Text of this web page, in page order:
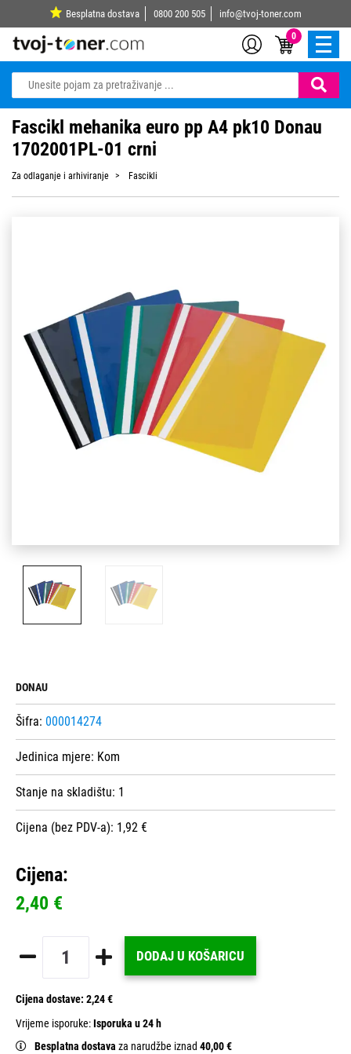
Besplatna dostava 0800 200 505 info@tvoj-toner.com
0
Fascikl mehanika euro pp A4 pk10 Donau
1702001PL-01 crni
Za odlaganje i arhiviranje Fascikli
DONAU
Šifra: 000014274
Jedinica mjere: Kom
Stanje na skladištu: 1
Cijena (bez PDV-a): 1,92 €
Cijena:
2,40 €
DODAJ U KOŠARICU
Cijena dostave: 2,24 €
Vrijeme isporuke:Isporuka u 24 h
Besplatna dostava za narudžbe iznad 40,00 €